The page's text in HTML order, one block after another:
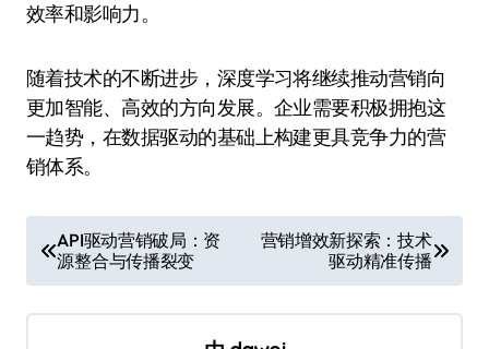
效率和影响力。
随着技术的不断进步，深度学习将继续推动营销向
更加智能、高效的方向发展。企业需要积极拥抱这
一趋势，在数据驱动的基础上构建更具竞争力的营
销体系。
章
导
API驱动营销破局：资
源整合与传播裂变
营销增效新探索：技术
驱动精准传播